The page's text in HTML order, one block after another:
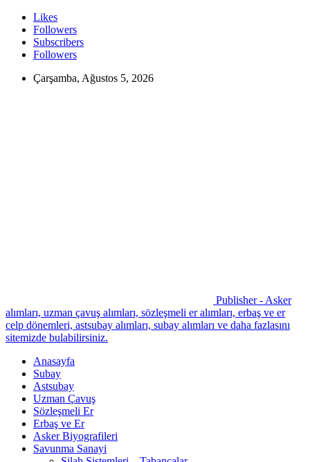
Likes
Followers
Subscribers
Followers
Çarşamba, Ağustos 5, 2026
Publisher - Asker
alımları, uzman çavuş alımları, sözleşmeli er alımları, erbaş ve er
celp dönemleri, astsubay alımları, subay alımları ve daha fazlasını
sitemizde bulabilirsiniz.
Anasayfa
Subay
Astsubay
Uzman Çavuş
Sözleşmeli Er
Erbaş ve Er
Asker Biyografileri
Savunma Sanayi